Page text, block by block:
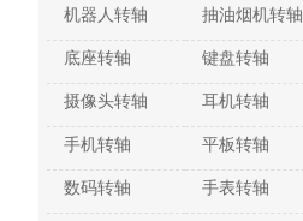
机器人转轴 抽油烟机转轴
底座转轴 键盘转轴
摄像头转轴 耳机转轴
手机转轴 平板转轴
数码转轴 手表转轴